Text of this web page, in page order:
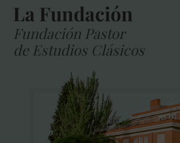
La Fundación
Fundación Pastor
de Estudios Clásicos